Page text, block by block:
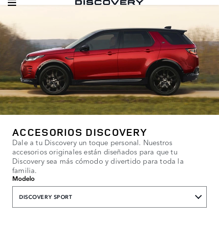
ACCESORIOS DISCOVERY
Dale a tu Discovery un toque personal. Nuestros
accesorios originales están diseñados para que tu
Discovery sea más cómodo y divertido para toda la
familia.
Modelo
DISCOVERY SPORT